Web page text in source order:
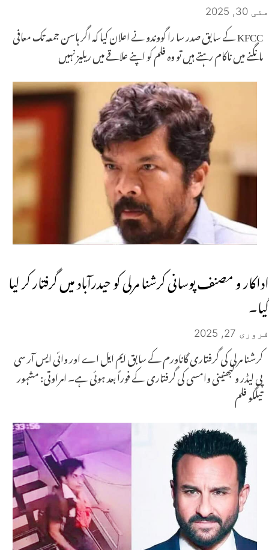
مئی 30, 2025
KFCC کے سابق صدر سا را ​​گووندو نے اعلان کیا کہ اگر ہاسن جمعہ تک معافی
مانگنے میں ناکام رہتے ہیں تو وہ فلم کو اپنے علاقے میں ریلیز نہیں
اداکار و مصنف پوسانی کرشنا مرلی کو حیدرآباد میں گرفتار کر لیا
گیا۔
فروری 27, 2025
کرشنا مرلی کی گرفتاری گاناورم کے سابق ایم ایل اے اور وائی ایس آر سی
پی لیڈر ولبھنینی وامسی کی گرفتاری کے فوراً بعد ہوئی ہے۔ امراوتی: مشہور
تیلگو فلم